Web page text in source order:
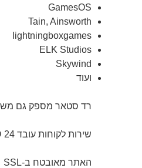
GamesOS
Tain, Ainsworth
lightningboxgames
ELK Studios
Skywind
ועוד
רד סטאר מספק גם
שירות לקוחות עובד 24 שעות ביממה, בכל ימות השבוע, באמצעות צ'אט.
האתר מאובטח ב-SSL